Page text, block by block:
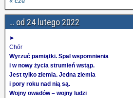
… od 24 lutego 2022
►
Chór
Wyrzuć pamiątki. Spal wspomnienia
i w nowy życia strumień wstąp.
Jest tylko ziemia. Jedna ziemia
i pory roku nad nią są.
Wojny owadów – wojny ludzi